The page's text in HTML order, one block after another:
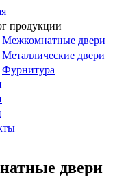
продукции
Межкомнатные двери
Металлические двери
Фурнитура
двери